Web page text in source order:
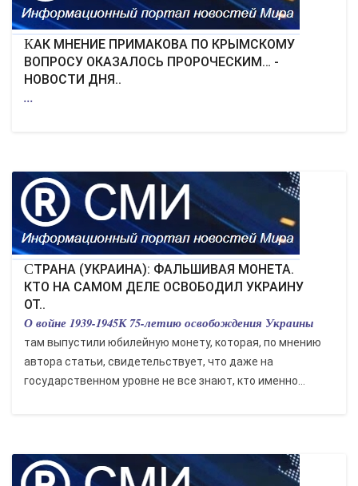
КАК МНЕНИЕ ПРИМАКОВА ПО КРЫМСКОМУ
ВОПРОСУ ОКАЗАЛОСЬ ПРОРОЧЕСКИМ… -
НОВОСТИ ДНЯ..
...
СТРАНА (УКРАИНА): ФАЛЬШИВАЯ МОНЕТА.
КТО НА САМОМ ДЕЛЕ ОСВОБОДИЛ УКРАИНУ
ОТ..
О войне 1939-1945К 75-летию освобождения Украины
там выпустили юбилейную монету, которая, по мнению
автора статьи, свидетельствует, что даже на
государственном уровне не все знают, кто именно...